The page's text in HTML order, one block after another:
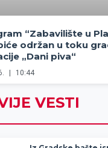
“Zabavilište u
održan u toku
„Dani piva“
10:44
VESTI